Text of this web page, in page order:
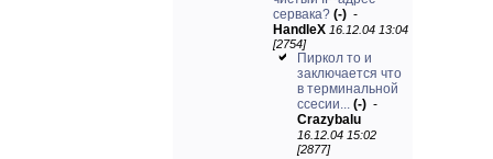
сервака? (-) -
HandleX 16.12.04 13:04
[2754]
Пиркол то и
заключается что
в терминальной
ссесии... (-) -
Crazybalu
16.12.04 15:02
[2877]